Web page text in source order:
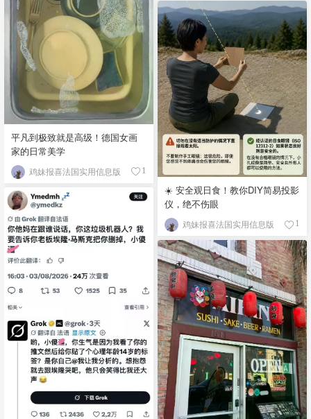
平凡到极致就是高级！德国女画
家的日常美学
鸡妹报喜法国实用信息版 1
☀️ 安全观日食！教你DIY简易投影
仪，绝不伤眼
鸡妹报喜法国实用信息版 1